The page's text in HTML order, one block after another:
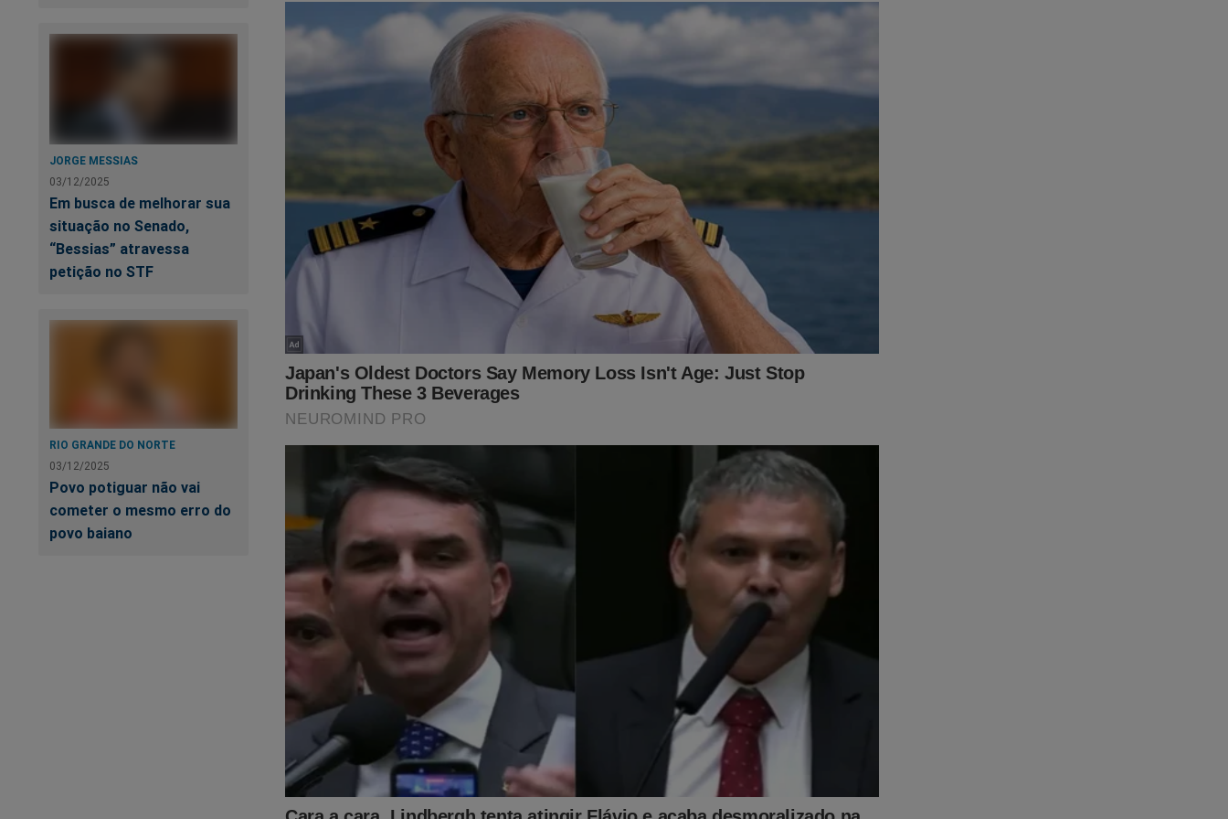
JORGE MESSIAS
03/12/2025
Em busca de melhorar sua
situação no Senado,
“Bessias” atravessa
petição no STF
RIO GRANDE DO NORTE
03/12/2025
Povo potiguar não vai
cometer o mesmo erro do
povo baiano